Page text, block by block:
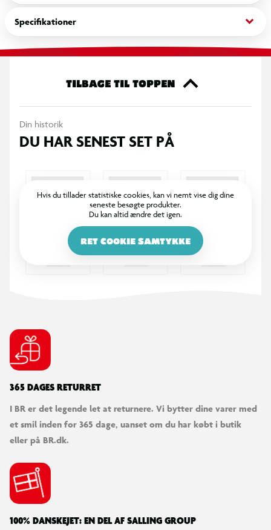
Specifikationer
keyboard_arrow_down
TILBAGE TIL TOPPEN
Din historik
DU HAR SENEST SET PÅ
Hvis du tillader statistiske cookies, kan vi nemt vise dig dine
seneste besøgte produkter.
Du kan altid ændre det igen.
RET COOKIE SAMTYKKE
365 DAGES RETURRET
I BR er det legende let at returnere. Vi bytter dine varer med
et smil inden for 365 dage, uanset om du har købt i butik
eller på BR.dk.
100% DANSKEJET: EN DEL AF SALLING GROUP